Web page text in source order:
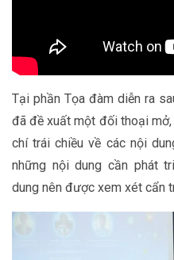
Tại phần Tọa đàm diễn ra
đã đề xuất một đối thoại
chí trái chiều về các nội
những nội dung cần phát
dung nên được xem xét cẩn